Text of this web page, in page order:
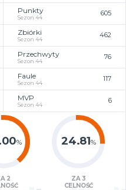
Punkty
Sezon 44
605
Zbiórki
Sezon 44
462
Przechwyty
Sezon 44
76
Faule
Sezon 44
117
MVP
Sezon 44
6
%
2
24.81%
ZA 3
CELNOŚĆ